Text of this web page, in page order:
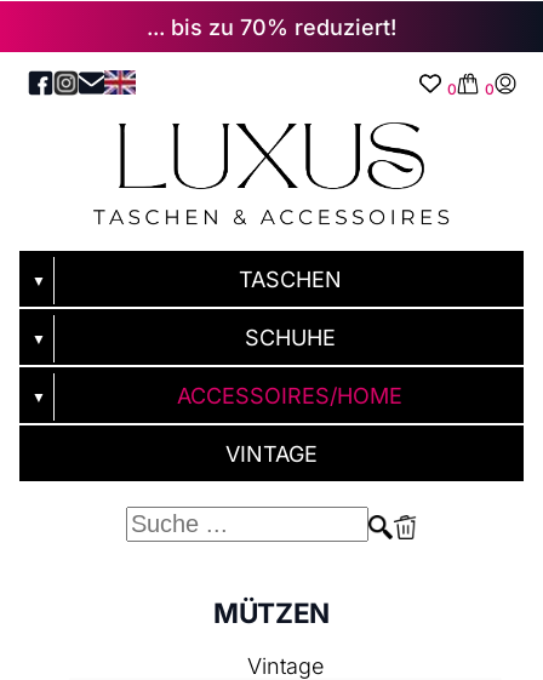
... bis zu 70% reduziert!
0 0
▼ TASCHEN
▼ SCHUHE
▼ ACCESSOIRES/HOME
VINTAGE
MÜTZEN
Vintage